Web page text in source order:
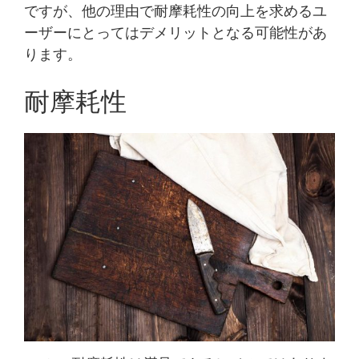
ですが、他の理由で耐摩耗性の向上を求めるユ
ーザーにとってはデメリットとなる可能性があ
ります。
耐摩耗性